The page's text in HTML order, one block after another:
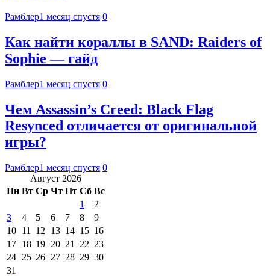
Рамблер1 месяц спустя 0
Как найти кораллы в SAND: Raiders of
Sophie — гайд
Рамблер1 месяц спустя 0
Чем Assassin’s Creed: Black Flag
Resynced отличается от оригинальной
игры?
Рамблер1 месяц спустя 0
Август 2026
Пн Вт Ср Чт Пт Сб Вс
1
2
3
4 5 6 7 8
9
10 11 12 13 14 15 16
17 18 19 20 21 22 23
24 25 26 27 28 29 30
31